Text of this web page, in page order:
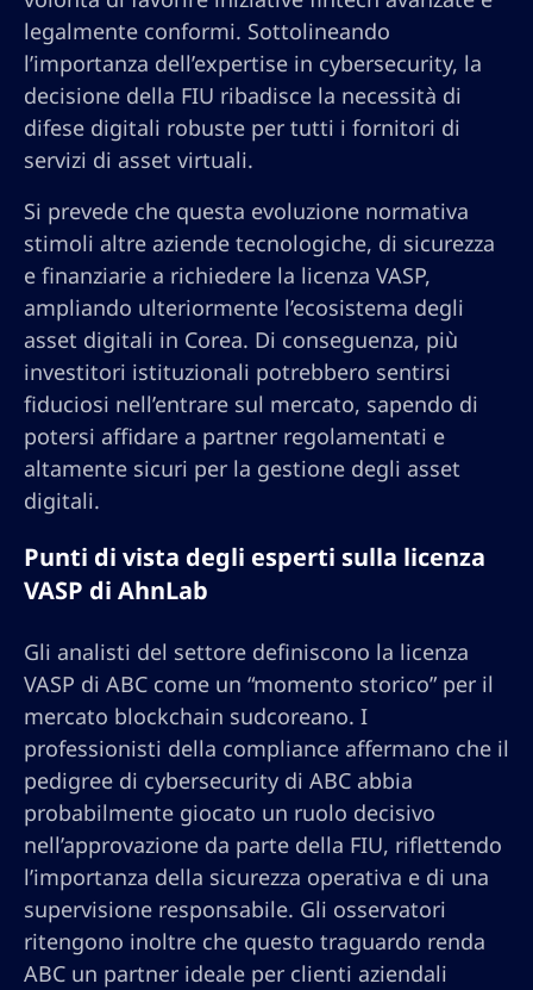
legalmente conformi. Sottolineando
l’importanza dell’expertise in cybersecurity, la
decisione della FIU ribadisce la necessità di
difese digitali robuste per tutti i fornitori di
servizi di asset virtuali.
Si prevede che questa evoluzione normativa
stimoli altre aziende tecnologiche, di sicurezza
e finanziarie a richiedere la licenza VASP,
ampliando ulteriormente l’ecosistema degli
asset digitali in Corea. Di conseguenza, più
investitori istituzionali potrebbero sentirsi
fiduciosi nell’entrare sul mercato, sapendo di
potersi affidare a partner regolamentati e
altamente sicuri per la gestione degli asset
digitali.
Punti di vista degli esperti sulla licenza
VASP di AhnLab
Gli analisti del settore definiscono la licenza
VASP di ABC come un “momento storico” per il
mercato blockchain sudcoreano. I
professionisti della compliance affermano che il
pedigree di cybersecurity di ABC abbia
probabilmente giocato un ruolo decisivo
nell’approvazione da parte della FIU, riflettendo
l’importanza della sicurezza operativa e di una
supervisione responsabile. Gli osservatori
ritengono inoltre che questo traguardo renda
ABC un partner ideale per clienti aziendali